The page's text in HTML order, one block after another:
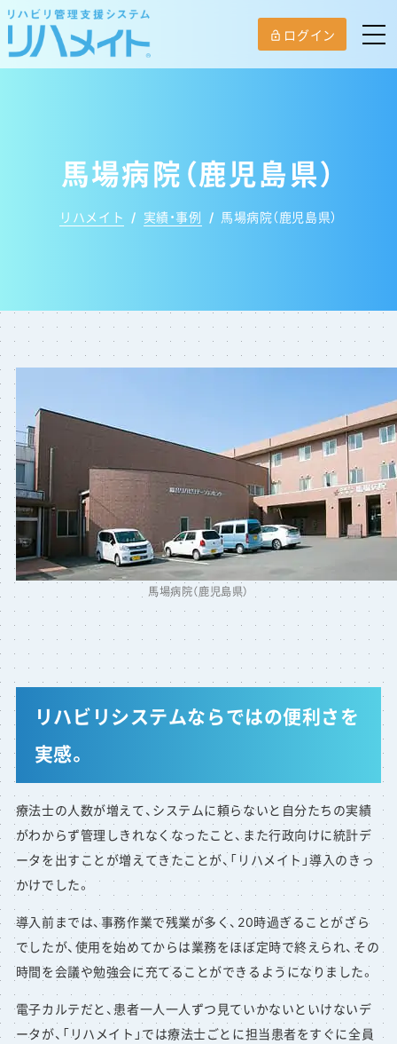
lock_open ログイン
馬場病院（鹿児島県）
リハメイト / 実績・事例 / 馬場病院（鹿児島県）
馬場病院（鹿児島県）
リハビリシステムならではの便利さを
実感。
療法士の人数が増えて、システムに頼らないと自分たちの実績
がわからず管理しきれなくなったこと、また行政向けに統計デ
ータを出すことが増えてきたことが、「リハメイト」導入のきっ
かけでした。
導入前までは、事務作業で残業が多く、20時過ぎることがざら
でしたが、使用を始めてからは業務をほぼ定時で終えられ、その
時間を会議や勉強会に充てることができるようになりました。
電子カルテだと、患者一人一人ずつ見ていかないといけないデ
ータが、「リハメイト」では療法士ごとに担当患者をすぐに全員